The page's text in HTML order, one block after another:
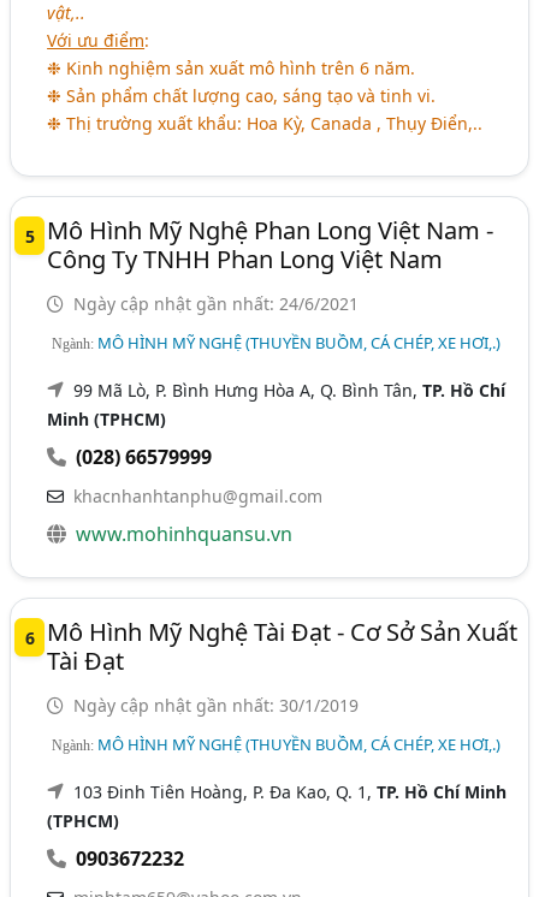
vật,..
Với ưu điểm:
❉ Kinh nghiệm sản xuất mô hình trên 6 năm.
❉ Sản phẩm chất lượng cao, sáng tạo và tinh vi.
❉ Thị trường xuất khẩu: Hoa Kỳ, Canada , Thụy Điển,..
5
Mô Hình Mỹ Nghệ Phan Long Việt Nam -
Công Ty TNHH Phan Long Việt Nam
Ngày cập nhật gần nhất: 24/6/2021
Ngành: MÔ HÌNH MỸ NGHỆ (THUYỀN BUỒM, CÁ CHÉP, XE HƠI,.)
99 Mã Lò, P. Bình Hưng Hòa A, Q. Bình Tân,TP. Hồ Chí
Minh (TPHCM)
(028) 66579999
khacnhanhtanphu@gmail.com
www.mohinhquansu.vn
6
Mô Hình Mỹ Nghệ Tài Đạt - Cơ Sở Sản Xuất
Tài Đạt
Ngày cập nhật gần nhất: 30/1/2019
Ngành: MÔ HÌNH MỸ NGHỆ (THUYỀN BUỒM, CÁ CHÉP, XE HƠI,.)
103 Đinh Tiên Hoàng, P. Đa Kao, Q. 1,TP. Hồ Chí Minh
(TPHCM)
0903672232